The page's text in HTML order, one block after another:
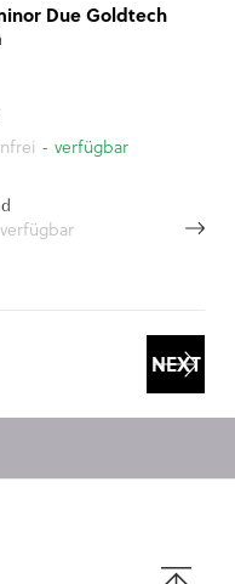
Due Goldtech
- verfügbar
NEXT
NACH